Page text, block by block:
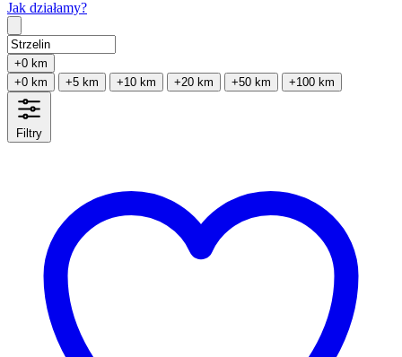
Jak działamy?
+0 km
+0 km
+5 km +10 km +20 km +50 km +100 km
Filtry